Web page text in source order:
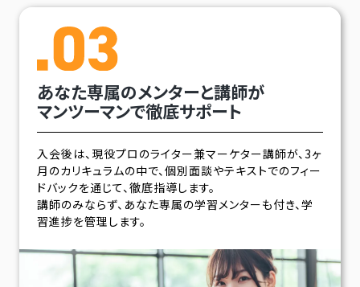
あなた専属のメンターと講師が
マンツーマンで徹底サポート
入会後は、現役プロのライター兼マーケター講師が、3ヶ
月のカリキュラムの中で、個別面談やテキストでのフィー
ドバックを通じて、徹底指導します。
講師のみならず、あなた専属の学習メンターも付き、学
習進捗を管理します。